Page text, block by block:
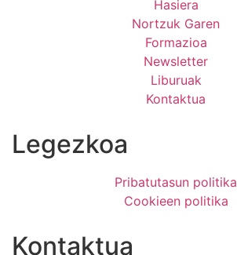
Hasiera
Nortzuk Garen
Formazioa
Newsletter
Liburuak
Kontaktua
Legezkoa
Pribatutasun politika
Cookieen politika
Kontaktua